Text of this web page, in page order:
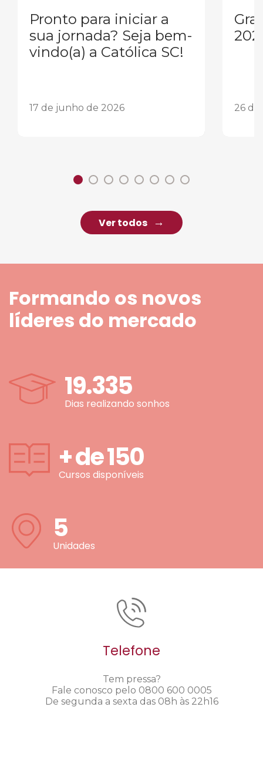
Pronto para iniciar a
sua jornada? Seja bem-
vindo(a) a Católica SC!
17 de junho de 2026 26 de
Ver todos
Formando os novos
líderes do mercado
19.335
Dias realizando sonhos
+ de150
Cursos disponíveis
5
Unidades
Telefone
Tem pressa?
Fale conosco pelo 0800 600 0005
De segunda a sexta das 08h às 22h16